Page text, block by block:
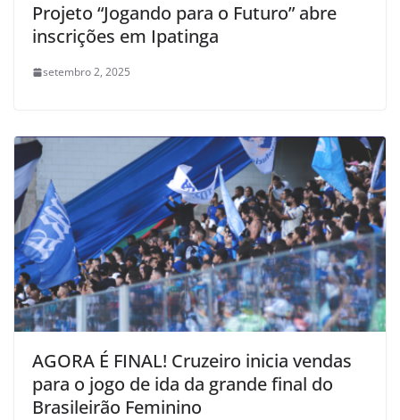
Projeto “Jogando para o Futuro” abre
inscrições em Ipatinga
setembro 2, 2025
AGORA É FINAL! Cruzeiro inicia vendas
para o jogo de ida da grande final do
Brasileirão Feminino